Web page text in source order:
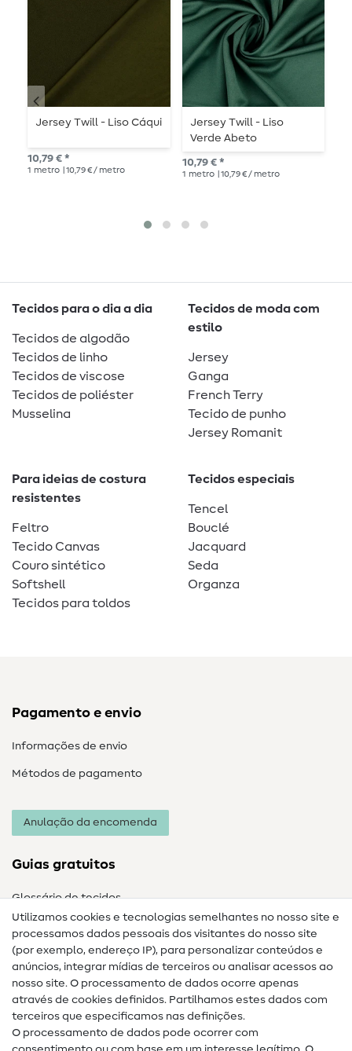
Jersey Twill - Liso Cáqui
10,79 € *
1 metro | 10,79 € / metro
Jersey Twill - Liso
Verde Abeto
10,79 € *
1 metro | 10,79 € / metro
Tecidos para o dia a dia
Tecidos de algodão
Tecidos de linho
Tecidos de viscose
Tecidos de poliéster
Musselina
Tecidos de moda com
estilo
Jersey
Ganga
French Terry
Tecido de punho
Jersey Romanit
Para ideias de costura
resistentes
Feltro
Tecido Canvas
Couro sintético
Softshell
Tecidos para toldos
Tecidos especiais
Tencel
Bouclé
Jacquard
Seda
Organza
Pagamento e envio
Informações de envio
Métodos de pagamento
Anulação da encomenda
Guias gratuitos
Glossário de tecidos
Guias de costura
Ajuda e contacto
Contacto
Mudança de proprietário
Utilizamos cookies e tecnologias semelhantes no nosso site e
processamos dados pessoais dos visitantes do nosso site
(por exemplo, endereço IP), para personalizar conteúdos e
anúncios, integrar mídias de terceiros ou analisar acessos ao
nosso site. O processamento de dados ocorre apenas
através de cookies definidos. Partilhamos estes dados com
terceiros que especificamos nas definições.
O processamento de dados pode ocorrer com